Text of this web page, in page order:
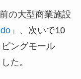
の大型商業施設
」、次いで10
ングモール
た。